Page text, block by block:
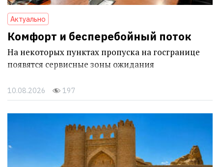
Актуально
Комфорт и бесперебойный поток
На некоторых пунктах пропуска на госгранице
появятся сервисные зоны ожидания
10.08.2026 197